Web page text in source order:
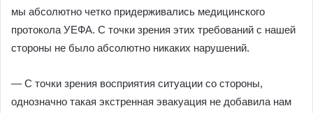
мы абсолютно четко придерживались медицинского
протокола УЕФА. С точки зрения этих требований с нашей
стороны не было абсолютно никаких нарушений.
— С точки зрения восприятия ситуации со стороны,
однозначно такая экстренная эвакуация не добавила нам